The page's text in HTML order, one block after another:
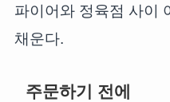
파이어와 정육점 사이
채운다.
주문하기 전에